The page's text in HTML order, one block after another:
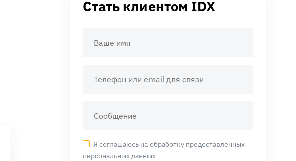
Стать клиентом IDX
Я соглашаюсь на обработку предоставленных
персональных данных